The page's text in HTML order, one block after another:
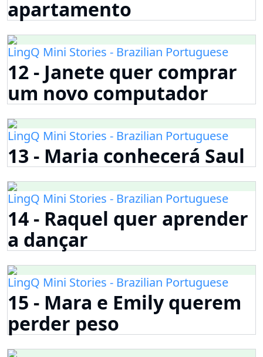
apartamento
LingQ Mini Stories - Brazilian Portuguese
12 - Janete quer comprar
um novo computador
LingQ Mini Stories - Brazilian Portuguese
13 - Maria conhecerá Saul
LingQ Mini Stories - Brazilian Portuguese
14 - Raquel quer aprender
a dançar
LingQ Mini Stories - Brazilian Portuguese
15 - Mara e Emily querem
perder peso